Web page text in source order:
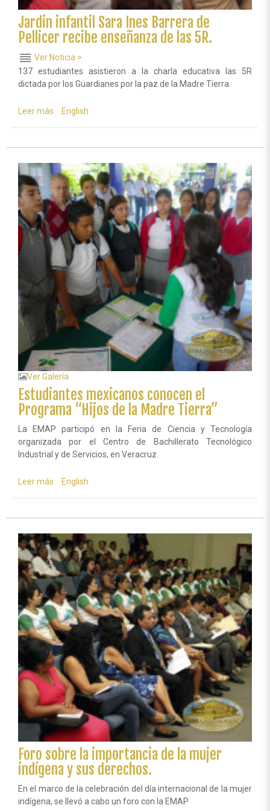
Jardin infantil Sara Ines Barrera de
Pellicer recibe enseñanza de las 5R.
reorder Ver Noticia >
137 estudiantes asistieron a la charla educativa las 5R
dictada por los Guardianes por la paz de la Madre Tierra.
Leer más sobre
Barrera
de
Pellicer
recibe
enseñanza
de
las
5R.
English
Ver Galería
Estudiantes mexicanos conocen el
Programa “Hijos de la Madre Tierra”
La EMAP participó en la Feria de Ciencia y Tecnología
organizada por el Centro de Bachillerato Tecnológico
Industrial y de Servicios, en Veracruz.
Leer más sobre
Programa
“Hijos
de
la
Madre
Tierra”
English
Foro sobre la importancia de la mujer
indígena y sus derechos.
En el marco de la celebración del día internacional de la mujer
indígena, se llevó a cabo un foro con la EMAP